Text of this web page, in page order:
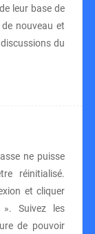
leur base de
nouveau et
du
ne puisse
réinitialisé.
et cliquer
Suivez les
de pouvoir